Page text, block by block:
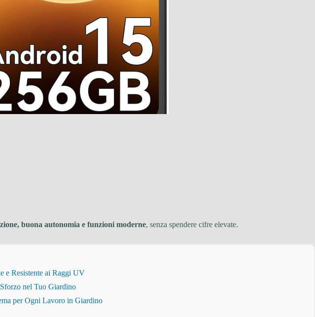
buona autonomia e funzioni moderne, senza spendere cifre elevate.
e Resistente ai Raggi UV
nel Tuo Giardino
per Ogni Lavoro in Giardino